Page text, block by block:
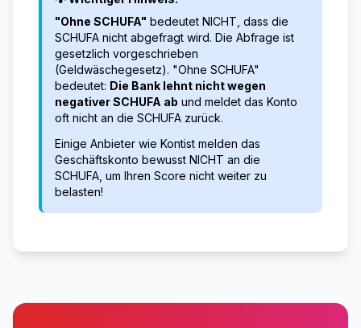
"Ohne SCHUFA" bedeutet NICHT, dass die
SCHUFA nicht abgefragt wird. Die Abfrage ist
gesetzlich vorgeschrieben
(Geldwäschegesetz). "Ohne SCHUFA"
bedeutet: Die Bank lehnt nicht wegen
negativer SCHUFA ab und meldet das Konto
oft nicht an die SCHUFA zurück.
Einige Anbieter wie Kontist melden das
Geschäftskonto bewusst NICHT an die
SCHUFA, um Ihren Score nicht weiter zu
belasten!